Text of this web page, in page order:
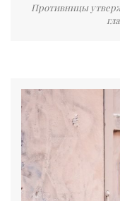
Противницы